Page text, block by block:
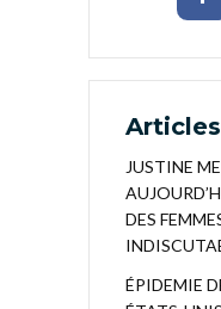
JUSTINE
DES
ÉPIDEMIE